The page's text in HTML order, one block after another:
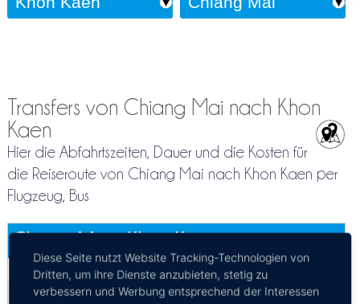
Transfers von Chiang Mai nach Khon
Kaen
Hier die Abfahrtszeiten, Dauer und die Kosten für
die Reiseroute von Chiang Mai nach Khon Kaen per
Flugzeug, Bus
Chiang Mai - Khon Kaen
Mehr Infos / Tickets
Flugzeug Chiang Mai - Khon Kaen
Diese Seite nutzt Website Tracking-Technologien von
Dritten, um ihre Dienste anzubieten, stetig zu
verbessern und Werbung entsprechend der Interessen